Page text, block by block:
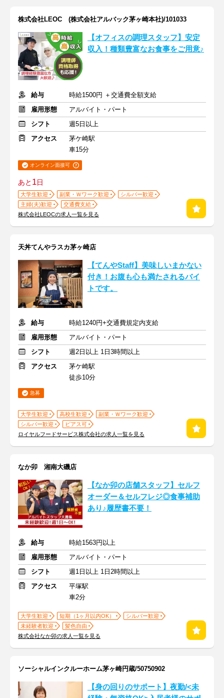
株式会社LEOC (株式会社アルバック茅ヶ崎本社)/101033
【オフィスの調理スタッフ】安定
収入！種類豊富なお食事をご用意♪
給与
時給1500円 ＋交通費全額支給
雇用形態
アルバイト・パート
シフト
週5日以上
アクセス
茅ケ崎駅
車15分
オンライン面接可
あと 1日
大学生歓迎 副業・Ｗワーク歓迎
シルバー歓迎
主婦(夫)歓迎
交通費支給
株式会社LEOCの求人一覧を見る
天丼てんやラスカ茅ヶ崎店
【てんやStaff】美味しいまかない
付き！お腹も心も満たされるバイ
トです。
給与
時給1240円+交通費規定内支給
雇用形態
アルバイト・パート
シフト
週2日以上 1日3時間以上
アクセス
茅ケ崎駅
徒歩10分
急募
大学生歓迎 高校生歓迎
副業・Ｗワーク歓迎
シルバー歓迎
ピアス可
ロイヤルフードサービス株式会社の求人一覧を見る
なか卯 湘南大磯店
【なか卯の店舗スタッフ】セルフ
オーダー＆セルフレジ◎食事補助
あり♪履歴書不要！
給与
時給1563円以上
雇用形態
アルバイト・パート
シフト
週1日以上 1日2時間以上
アクセス
平塚駅
車2分
大学生歓迎 短期（1ヶ月以内OK）
シルバー歓迎
未経験者歓迎
髪色自由
株式会社なか卯の求人一覧を見る
ソーシャルインクルーホーム茅ヶ崎円蔵/50750902
【身の回りのサポート】夜勤/<未